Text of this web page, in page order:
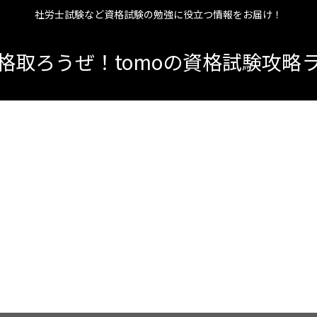
社労士試験など資格試験の勉強に役立つ情報をお届け！
取ろうぜ！tomoの資格試験攻略